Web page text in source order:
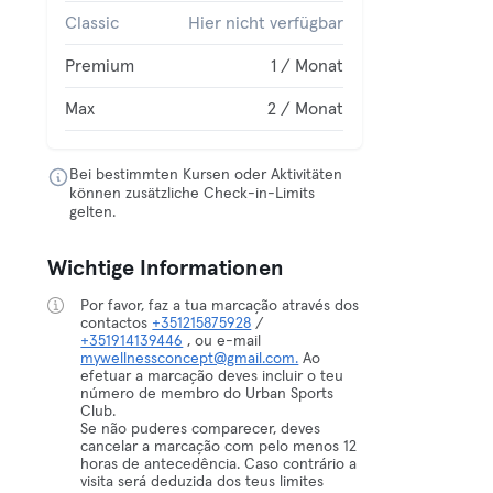
Classic Hier nicht verfügbar
Premium 1 / Monat
Max 2 / Monat
Bei bestimmten Kursen oder Aktivitäten
können zusätzliche Check-in-Limits
gelten.
Wichtige Informationen
Por favor, faz a tua marcação através dos
contactos +351215875928 /
+351914139446 , ou e-mail
mywellnessconcept@gmail.com. Ao
efetuar a marcação deves incluir o teu
número de membro do Urban Sports
Club.
Se não puderes comparecer, deves
cancelar a marcação com pelo menos 12
horas de antecedência. Caso contrário a
visita será deduzida dos teus limites